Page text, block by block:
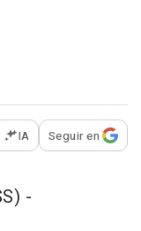
opciones para
IA Seguir en
-